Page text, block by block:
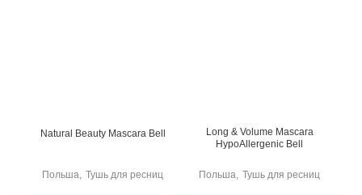
Natural Beauty Mascara Bell
Тушь для ресниц
Польша
Long & Volume Mascara
HypoAllergenic Bell
Тушь для ресниц
Польша